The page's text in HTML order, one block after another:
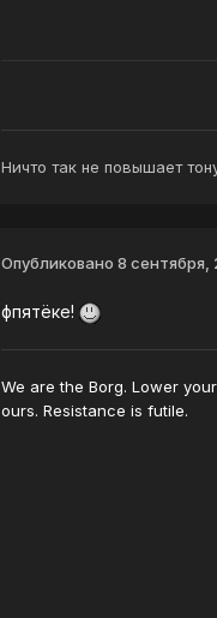
Ничто так не повышает
Опубликовано 8 сентября,
фпятёке!
We are the Borg. Lower
ours. Resistance is futile.